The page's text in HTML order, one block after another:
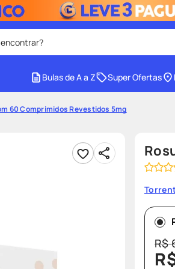
facial 4º shampoo
8º protetor solar
teste gravidez
Bulas de A a Z Super Ofertas
60 Comprimidos Revestidos 5mg
R$